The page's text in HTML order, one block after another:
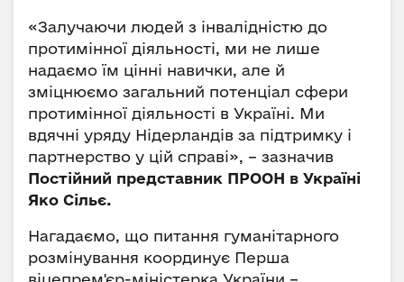
«Залучаючи людей з інвалідністю до
протимінної діяльності, ми не лише
надаємо їм цінні навички, але й
зміцнюємо загальний потенціал сфери
протимінної діяльності в Україні. Ми
вдячні уряду Нідерландів за підтримку і
партнерство у цій справі», – зазначив
Постійний представник ПРООН в Україні
Яко Сільє.
Нагадаємо, що питання гуманітарного
розмінування координує Перша